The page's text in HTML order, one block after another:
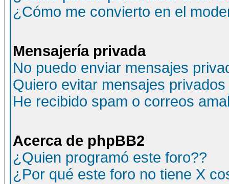
¿Cómo me convierto en el
Mensajería privada
No puedo enviar mensajes
Quiero evitar mensajes
He recibido spam o correos
Acerca de phpBB2
¿Quien programó este foro??
¿Por qué este foro no tiene X